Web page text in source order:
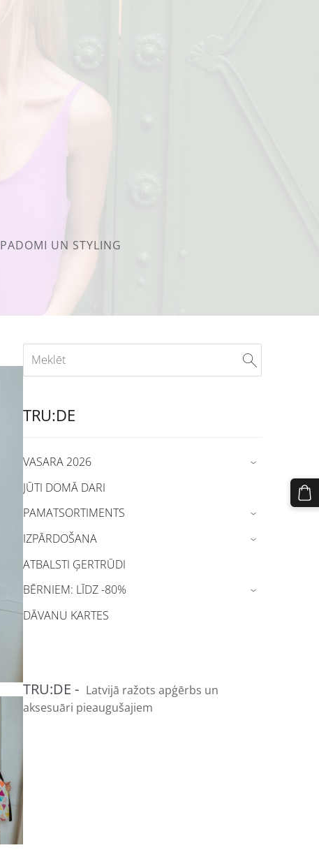
PADOMI UN STYLING
TRU:DE
VASARA 2026 ›
JŪTI DOMĀ DARI
PAMATSORTIMENTS
›
IZPĀRDOŠANA ›
ATBALSTI ĢERTRŪDI
BĒRNIEM: LĪDZ -80%
›
DĀVANU KARTES
TRU:DE - Latvijā ražots apģērbs un
aksesuāri pieaugušajiem